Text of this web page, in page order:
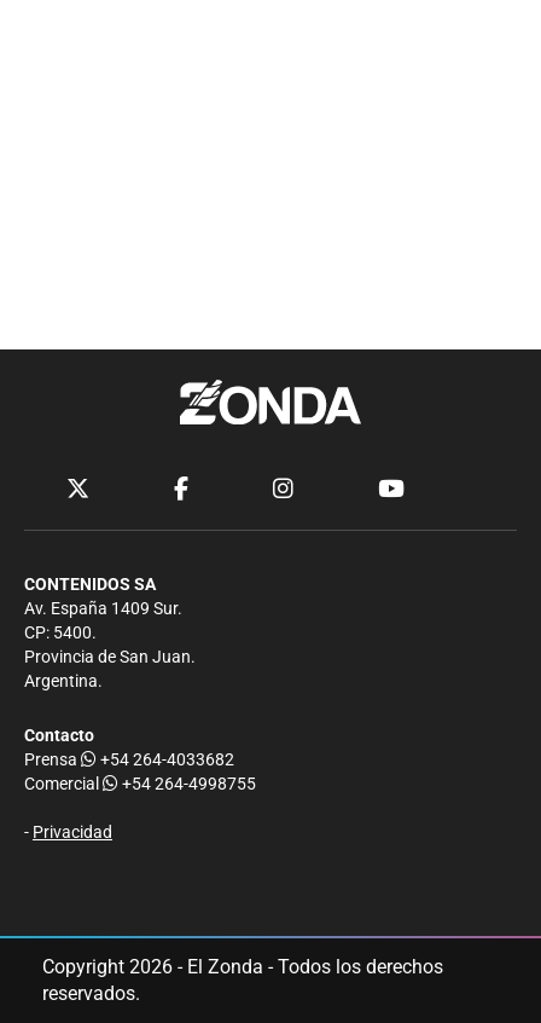
CONTENIDOS SA
Av. España 1409 Sur.
CP: 5400.
Provincia de San Juan.
Argentina.
Contacto
Prensa
+54 264-4033682
Comercial
+54 264-4998755
- Privacidad
Copyright 2026 - El Zonda - Todos los derechos
reservados.